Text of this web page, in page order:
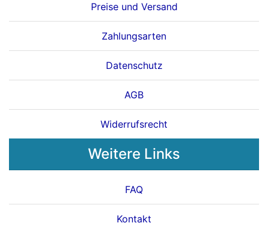
Preise und Versand
Zahlungsarten
Datenschutz
AGB
Widerrufsrecht
Weitere Links
FAQ
Kontakt